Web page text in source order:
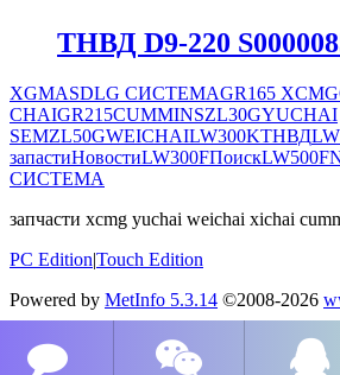
ТНВД D9-220
XGMASDLG СИСТЕМАGR165 XCMG
CHAIGR215CUMMINSZL30GYUCHAI
SEMZL50GWEICHAILW300KТНВД
запастиНовостиLW300FПоиск
СИСТЕМА
запчасти xcmg yuchai weichai xichai
PC Edition|Touch Edition
Powered by MetInfo 5.3.14 ©2008-2026